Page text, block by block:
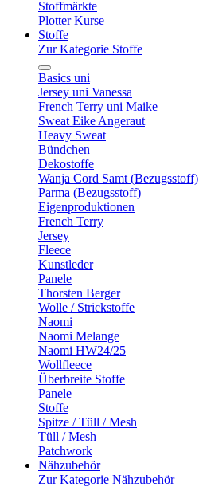
Stoffmärkte
Plotter Kurse
Stoffe
Zur Kategorie Stoffe
Basics uni
Jersey uni Vanessa
French Terry uni Maike
Sweat Eike Angeraut
Heavy Sweat
Bündchen
Dekostoffe
Wanja Cord Samt (Bezugsstoff)
Parma (Bezugsstoff)
Eigenproduktionen
French Terry
Jersey
Fleece
Kunstleder
Panele
Thorsten Berger
Wolle / Strickstoffe
Naomi
Naomi Melange
Naomi HW24/25
Wollfleece
Überbreite Stoffe
Panele
Stoffe
Spitze / Tüll / Mesh
Tüll / Mesh
Patchwork
Nähzubehör
Zur Kategorie Nähzubehör